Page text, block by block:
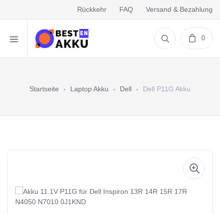
Rückkehr FAQ Versand & Bezahlung
0
Startseite Laptop Akku Dell Dell P11G Akku